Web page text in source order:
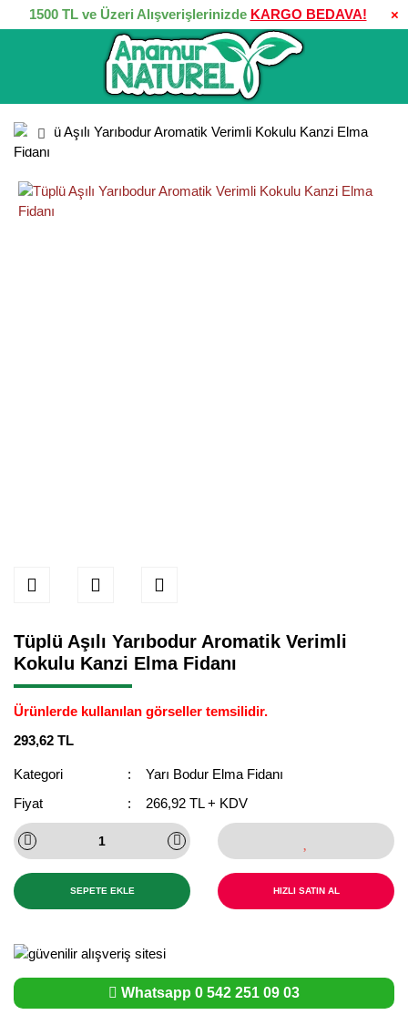
×
1500 TL ve Üzeri Alışverişlerinizde KARGO BEDAVA!
Tüplü Aşılı Yarıbodur Aromatik Verimli
Kokulu Kanzi Elma Fidanı
Ürünlerde kullanılan görseller temsilidir.
293,62 TL
Kategori
Yarı Bodur Elma Fidanı
Fiyat
266,92 TL + KDV
SEPETE EKLE HIZLI SATIN AL
Whatsapp 0 542 251 09 03